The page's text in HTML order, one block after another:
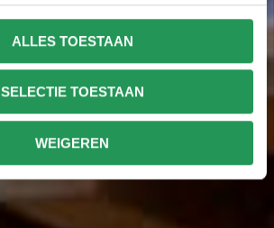
ALLES TOESTAAN
SELECTIE TOESTAAN
WEIGEREN